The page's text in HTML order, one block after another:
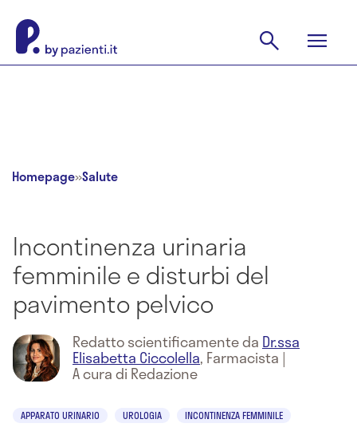
Homepage»Salute
Incontinenza urinaria
femminile e disturbi del
pavimento pelvico
Redatto scientificamente da Dr.ssa
Elisabetta Ciccolella, Farmacista |
A cura di Redazione
APPARATO URINARIO UROLOGIA INCONTINENZA FEMMINILE